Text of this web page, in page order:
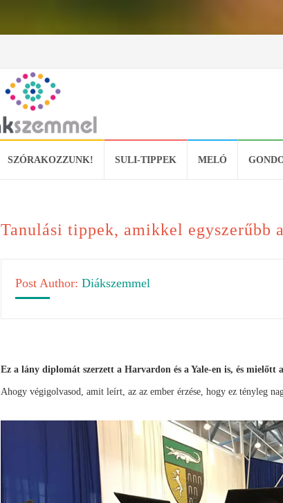
SZÓRAKOZZUNK! SULI-TIPPEK MELÓ
Tanulási tippek, amikkel egyszerűbb
Post Author: Diákszemmel
Ez a lány diplomát szerzett a Harvardon és a Yale-en is, és
Ahogy végigolvasod, amit leírt, az az ember érzése, hogy ez tényleg